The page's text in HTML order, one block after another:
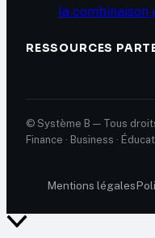
la
RESSOURCES
© Système B — Tous
Finance · Business ·
Mentions légales
Retour